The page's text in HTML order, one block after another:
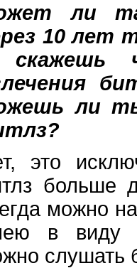
ли
10 лет
ли
это
больше
можно
в виду
слушать